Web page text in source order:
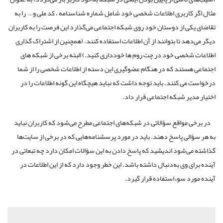
مثال اگر کاربری اطلاعات شخصی خود شامل شماره شناسنامه ، کد ملی و… را به
تقاضای یکی از دوستان خود روی شبکه اجتماعی می‌گذارد این فرصت را به کاربران
دیگر می‌دهد تا بتوانند از آن اطلاعات استفاده کنند. (همچنین از اشتراک گذاری
اطلاعات شخصی خود در چت روم ها خودداری کنید.) البته برخی از شبکه های
اجتماعی هستند که در هنگام عضوگیری این دسته از اطلاعات شخصی را از شما
درخواست می کنند، باید توجه داشت که نباید هیچگاه این گونه اطلاعات را در
اختیار مدیر شبکه اجتماعی قرار داد.
در برخی مواقع سؤالاتی در شبکه‌های اجتماعی مطرح می‌شود که کاربران نباید
به هر سؤالی پاسخ دهند. باید در مورد پرسشنامه‌هایی که در برخی از سایت‌ها
گذاشته می‌شود اندیشید که پاسخ دادن به این سؤالات امکان دارد چه تبعاتی در
آینده برای وی به‌دنبال داشته باشد. این خطر وجود دارد که از این اطلاعات در
آینده مورد سوءاستفاده قرار گیرد.